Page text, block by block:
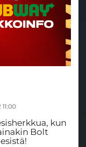
11:00
kun
Bolt